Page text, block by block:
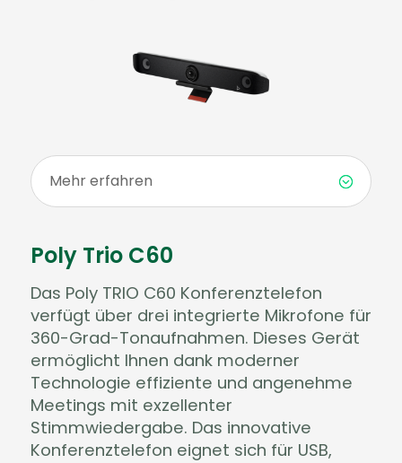
Mehr erfahren
Poly Trio C60
Das Poly TRIO C60 Konferenztelefon
verfügt über drei integrierte Mikrofone für
360-Grad-Tonaufnahmen. Dieses Gerät
ermöglicht Ihnen dank moderner
Technologie effiziente und angenehme
Meetings mit exzellenter
Stimmwiedergabe. Das innovative
Konferenztelefon eignet sich für USB,